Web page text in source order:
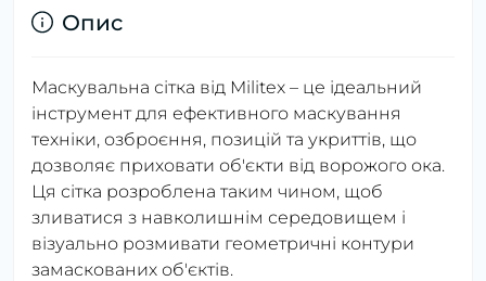
Опис
Маскувальна сітка від Militex – це ідеальний
інструмент для ефективного маскування
техніки, озброєння, позицій та укриттів, що
дозволяє приховати об'єкти від ворожого ока.
Ця сітка розроблена таким чином, щоб
зливатися з навколишнім середовищем і
візуально розмивати геометричні контури
замаскованих об'єктів.